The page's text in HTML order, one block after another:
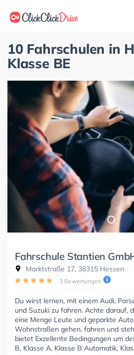
10 Fahrschulen in
Klasse BE
Fahrschule Stantien
Marktstraße 17, 38315 Hessen
3 Bewertungen
Du wirst lernen, mit einem Audi,
und Suzuki zu fahren. Achte darauf,
eine Menge Leute und geparkte
Wohnstraßen gehen, fahren und
bietet Exzellente Bedingungen um
B, Klasse A, Klasse B Automatik,